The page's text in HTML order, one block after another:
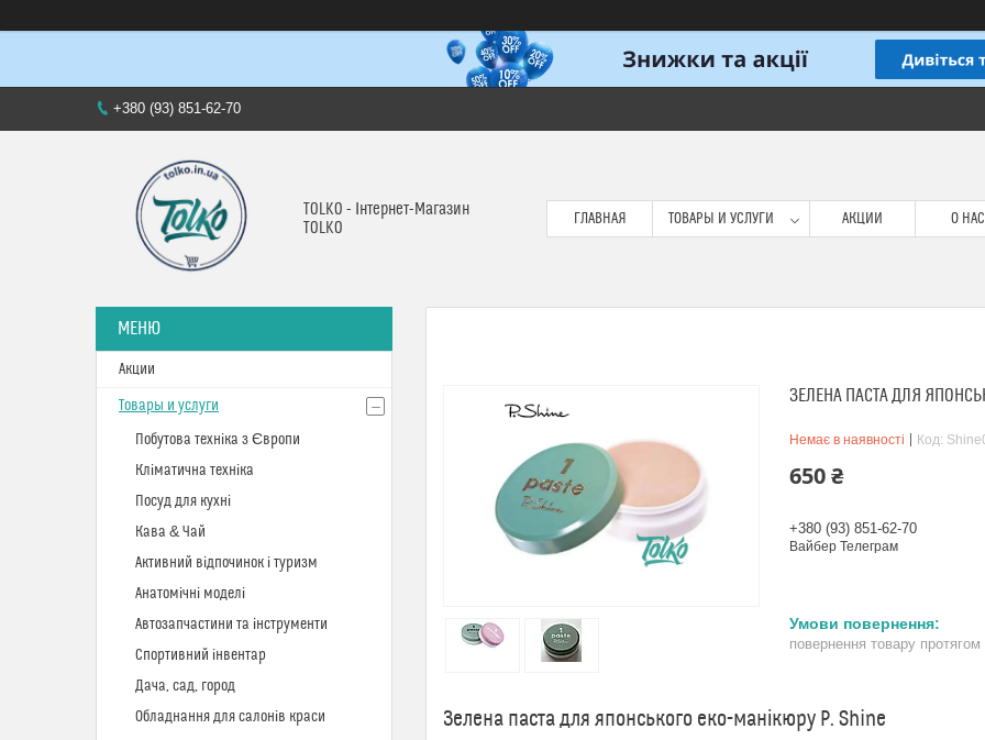
+380 (93) 851-62-70
TOLKO - Інтернет-Магазин
TOLKO
ГЛАВНАЯ ТОВАРЫ И УСЛУГИ АКЦИИ О НАС
ЗЕЛЕНА ПАСТА ДЛЯ
Немає в наявності Код:
650 ₴
+380 (93) 851-62-70
Вайбер Телеграм
повернення товару
Зелена паста для японського еко-манікюру P. Shine
Акции
Товары и услуги
Побутова техніка з Європи
Кліматична техніка
Посуд для кухні
Кава & Чай
Активний відпочинок і туризм
Анатомічні моделі
Автозапчастини та інструменти
Спортивний інвентар
Дача, сад, город
Обладнання для салонів краси